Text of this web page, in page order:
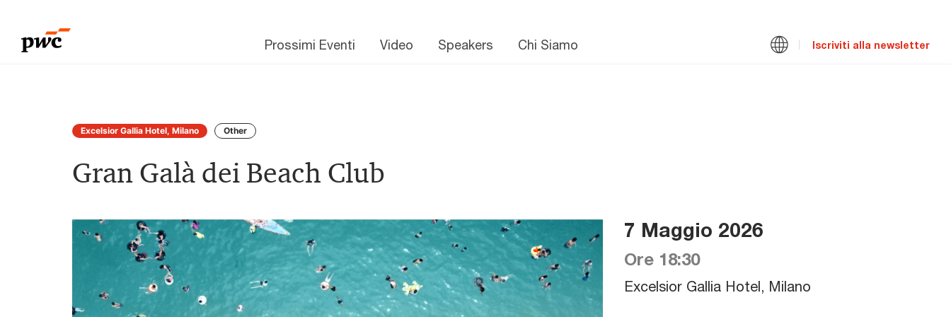
Prossimi Eventi Video Speakers Chi Siamo Iscriviti alla newsletter
Excelsior Gallia Hotel, Milano Other
Gran Galà dei Beach Club
7 Maggio 2026
Ore 18:30
Excelsior Gallia Hotel, Milano